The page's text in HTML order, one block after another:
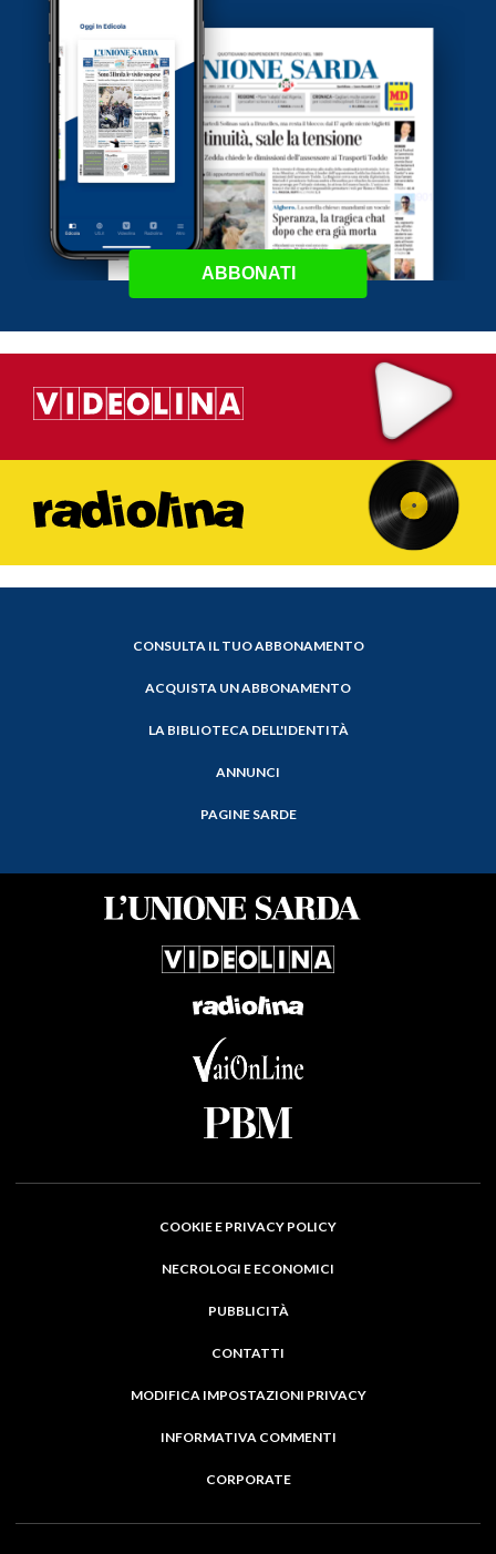
ABBONATI
CONSULTA IL TUO ABBONAMENTO
ACQUISTA UN ABBONAMENTO
LA BIBLIOTECA DELL'IDENTITÀ
ANNUNCI
PAGINE SARDE
COOKIE E PRIVACY POLICY
NECROLOGI E ECONOMICI
PUBBLICITÀ
CONTATTI
MODIFICA IMPOSTAZIONI PRIVACY
INFORMATIVA COMMENTI
CORPORATE